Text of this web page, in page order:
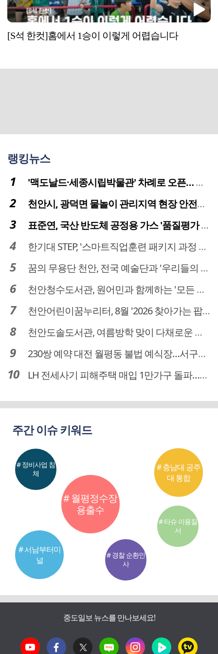
[S석 한컷]홈에서 1승이 이렇게 어렵습니다
랭킹뉴스
'맥도날드·세종시립박물관' 차례로 오픈… 고운동 정주여건 좋아진다
천안시, 광덕면 물놀이 관리지역 현장 안전점검 실시
표준연, 국산 반도체 공정용 가스 '품질평가 체계' 구축
한기대 STEP, '스마트직업훈련 패키지 과정 3기' 모집
꿈의 무용단 천안, 전국 예술단과 '우리들의 하모니' 선보여
천안청수도서관, 원어민과 함께하는 '모든 영어 모든 독서' 운영
천안어린이꿈누리터, 8월 '2026 찾아가는 팝업놀이터' 운영
천안도솔도서관, 여름방학 맞이 다채로운 독서문화 프로그램 운영
230쌍 예약 대전 월평동 불법 예식장…서구의회 예비부부 피해 대책 촉구
LH 전세사기 피해주택 매입 1만가구 돌파…피해 인정도 4만건 넘어
주간 이슈 키워드
# 월평정수장
용출수
# 서남부터미
널
# 충남대 공주
대 통합
# 정비사업 침
체
# 경찰 순환인
사
# 타슈 이용질
서
중도일보 뉴스를 만나보세요!